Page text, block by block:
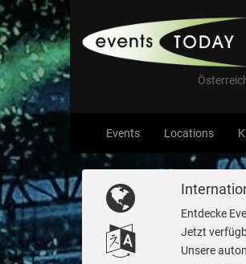
Events Locations
Entdecke
Jetzt
Unsere